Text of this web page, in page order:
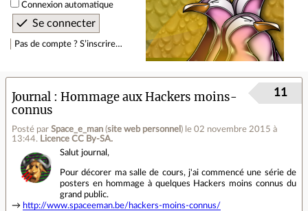
Connexion automatique
Pas de compte ? S’inscrire…
Journal
Hommage aux Hackers moins-
connus
Posté par Space_e_man (site web personnel ) le 02 novembre 2015 à
13:44. Licence CC By‑SA.
11
Salut journal,
Pour décorer ma salle de cours, j'ai commencé une série de
posters en hommage à quelques Hackers moins connus du
grand public.
→ http://www.spaceeman.be/hackers-moins-connus/